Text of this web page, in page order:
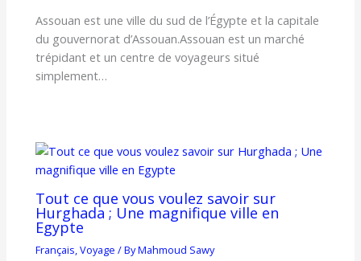
Assouan est une ville du sud de l’Égypte et la capitale
du gouvernorat d’Assouan.Assouan est un marché
trépidant et un centre de voyageurs situé
simplement…
Tout ce que vous voulez savoir sur
Hurghada ; Une magnifique ville en
Egypte
Français,Voyage / ByMahmoud Sawy